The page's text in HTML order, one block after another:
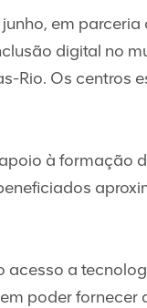
em
digital no
Rio. Os centros
à formação
a
poder